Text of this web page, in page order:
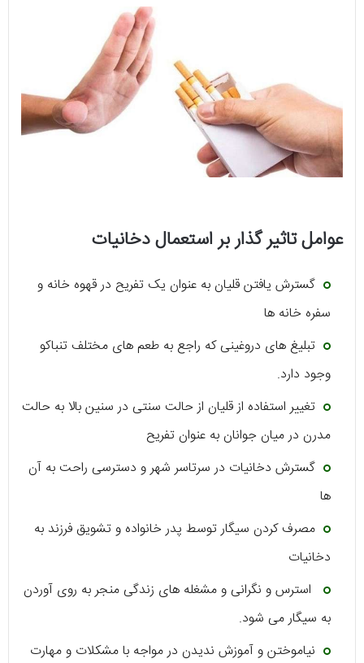
عوامل تاثیر گذار بر استعمال دخانیات
گسترش یافتن قلیان به عنوان یک تفریح در قهوه خانه و
سفره خانه ها
تبلیغ های دروغینی که راجع به طعم های مختلف تنباکو
وجود دارد.
تغییر استفاده از قلیان از حالت سنتی در سنین بالا به حالت
مدرن در میان جوانان به عنوان تفریح
گسترش دخانیات در سرتاسر شهر و دسترسی راحت به آن
ها
مصرف کردن سیگار توسط پدر خانواده و تشویق فرزند به
دخانیات
استرس و نگرانی و مشغله های زندگی منجر به روی آوردن
به سیگار می شود.
نیاموختن و آموزش ندیدن در مواجه با مشکلات و مهارت